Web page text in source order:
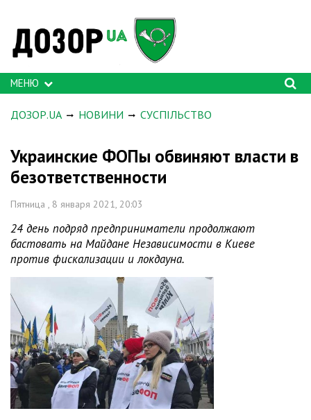
МЕНЮ
ДОЗОР.UA НОВИНИ СУСПІЛЬСТВО
Украинские ФОПы обвиняют власти в
безответственности
Пятница , 8 января 2021, 20:03
24 день подряд предприниматели продолжают
бастовать на Майдане Независимости в Киеве
против фискализации и локдауна.